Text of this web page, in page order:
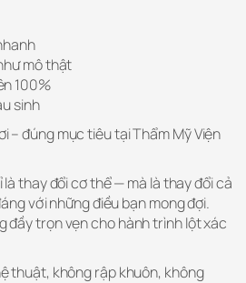
mô thật
100%
sinh
– đúng mục tiêu tại Thẩm Mỹ Viện
thay đổi cơ thể — mà là thay đổi cả
với những điều bạn mong đợi.
đầy trọn vẹn cho hành trình lột xác
thuật, không rập khuôn, không